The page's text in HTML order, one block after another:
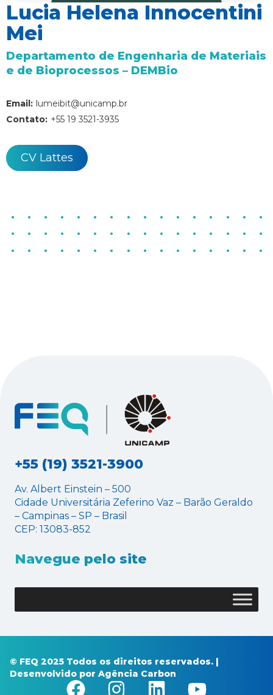
Lucia Helena Innocentini
Mei
Departamento de Engenharia de Materiais
e de Bioprocessos – DEMBio
Email: lumeibit@unicamp.br
Contato: +55 19 3521-3935
CV Lattes
+55 (19) 3521-3900
Av. Albert Einstein – 500
Cidade Universitária Zeferino Vaz – Barão Geraldo
– Campinas – SP – Brasil
CEP: 13083-852
Navegue pelo site
© FEQ 2025 Todos os direitos reservados. |
Desenvolvido por Agência Carbon